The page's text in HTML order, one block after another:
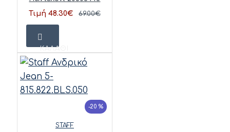
Τιμή 48.30€ 69.00€
ΚΑΛΆΘΙ
-20 %
STAFF